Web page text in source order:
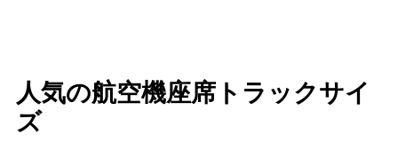
人気の航空機座席トラックサイ
ズ